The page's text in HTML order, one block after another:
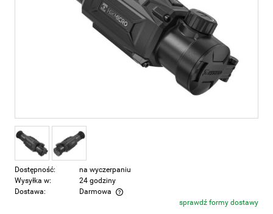
Dostępność:
na wyczerpaniu
Wysyłka w:
24 godziny
Dostawa:
Darmowa
Cena nie zawiera ewentualnych kosztów płatnościsprawdź formy dostawy